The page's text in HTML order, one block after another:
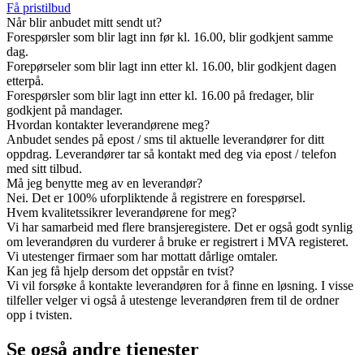
Få pristilbud
Når blir anbudet mitt sendt ut?
Forespørsler som blir lagt inn før kl. 16.00, blir godkjent samme
dag.
Forepørseler som blir lagt inn etter kl. 16.00, blir godkjent dagen
etterpå.
Forespørsler som blir lagt inn etter kl. 16.00 på fredager, blir
godkjent på mandager.
Hvordan kontakter leverandørene meg?
Anbudet sendes på epost / sms til aktuelle leverandører for ditt
oppdrag. Leverandører tar så kontakt med deg via epost / telefon
med sitt tilbud.
Må jeg benytte meg av en leverandør?
Nei. Det er 100% uforpliktende å registrere en forespørsel.
Hvem kvalitetssikrer leverandørene for meg?
Vi har samarbeid med flere bransjeregistere. Det er også godt synlig
om leverandøren du vurderer å bruke er registrert i MVA registeret.
Vi utestenger firmaer som har mottatt dårlige omtaler.
Kan jeg få hjelp dersom det oppstår en tvist?
Vi vil forsøke å kontakte leverandøren for å finne en løsning. I visse
tilfeller velger vi også å utestenge leverandøren frem til de ordner
opp i tvisten.
Se også andre tjenester